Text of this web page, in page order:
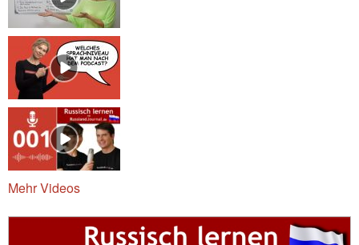
Mehr Videos